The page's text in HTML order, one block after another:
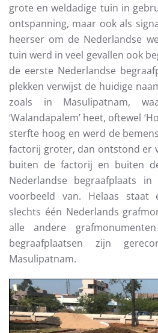
grote en weldadige tuin in
ontspanning, maar ook als
heerser om de Nederlandse
tuin werd in veel gevallen ook
de eerste Nederlandse
plekken verwijst de huidige
zoals in Masulipatnam,
‘Walandapalem’ heet, oftewel
sterfte hoog en werd de
factorij groter, dan ontstond er
buiten de factorij en buiten
Nederlandse begraafplaats
voorbeeld van. Helaas staat
slechts één Nederlands
alle andere
begraafplaatsen zijn
Masulipatnam.